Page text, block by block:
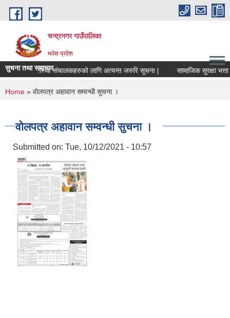
Skip to main content
चन्द्रनगर गाउँपालिका
मधेश प्रदेश
सुचना तथा समाचार
सहकारी संस्था संचालकहरुको लागि अत्यन्त जरुरि सूचना | सामाजिक सुरक्षा भत्ता
You are here
Home » वोलपत्र अहावान सम्वन्धी सुचना ।
वोलपत्र अहावान सम्वन्धी सुचना ।
Submitted on: Tue, 10/12/2021 - 10:57